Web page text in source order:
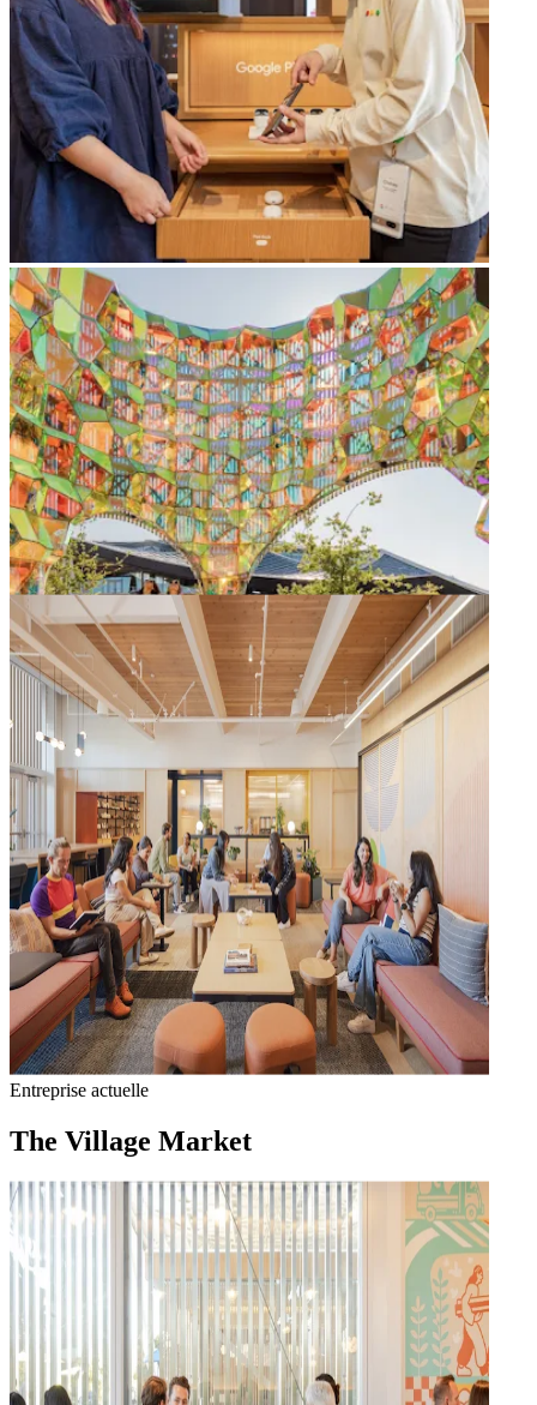
Artistes locaux
Entreprise actuelle
The Village Market